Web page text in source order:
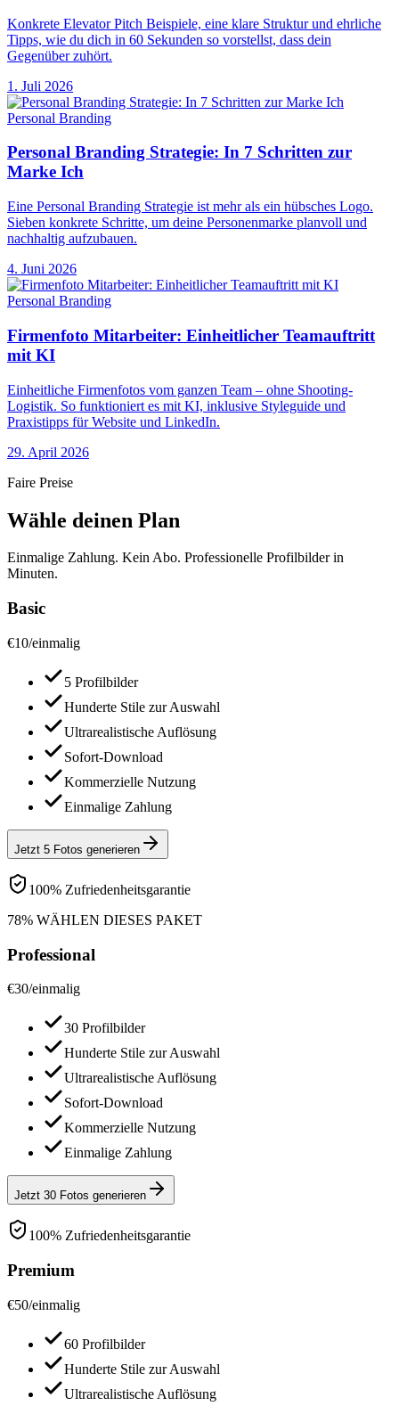
Konkrete Elevator Pitch Beispiele, eine klare Struktur und ehrliche
Tipps, wie du dich in 60 Sekunden so vorstellst, dass dein
Gegenüber zuhört.
1. Juli 2026
Personal Branding
Personal Branding Strategie: In 7 Schritten zur
Marke Ich
Eine Personal Branding Strategie ist mehr als ein hübsches Logo.
Sieben konkrete Schritte, um deine Personenmarke planvoll und
nachhaltig aufzubauen.
4. Juni 2026
Personal Branding
Firmenfoto Mitarbeiter: Einheitlicher Teamauftritt
mit KI
Einheitliche Firmenfotos vom ganzen Team – ohne Shooting-
Logistik. So funktioniert es mit KI, inklusive Styleguide und
Praxistipps für Website und LinkedIn.
29. April 2026
Faire Preise
Wähle deinen Plan
Einmalige Zahlung. Kein Abo. Professionelle Profilbilder in
Minuten.
Basic
€10/einmalig
5 Profilbilder
Hunderte Stile zur Auswahl
Ultrarealistische Auflösung
Sofort-Download
Kommerzielle Nutzung
Einmalige Zahlung
Jetzt 5 Fotos generieren
100% Zufriedenheitsgarantie
78% WÄHLEN DIESES PAKET
Professional
€30/einmalig
30 Profilbilder
Hunderte Stile zur Auswahl
Ultrarealistische Auflösung
Sofort-Download
Kommerzielle Nutzung
Einmalige Zahlung
Jetzt 30 Fotos generieren
100% Zufriedenheitsgarantie
Premium
€50/einmalig
60 Profilbilder
Hunderte Stile zur Auswahl
Ultrarealistische Auflösung